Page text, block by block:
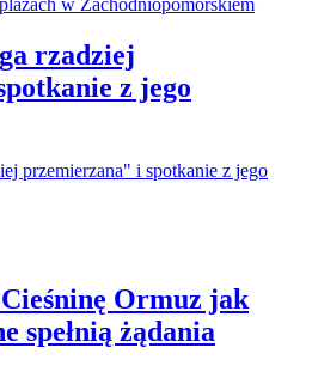
rzadziej
z jego
Ormuz jak
spełnią żądania